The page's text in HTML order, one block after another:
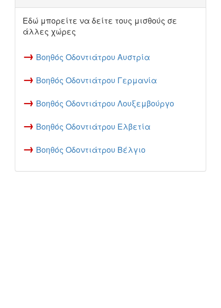
Εδώ μπορείτε να δείτε τους μισθούς σε
άλλες χώρες
→ Βοηθός Οδοντιάτρου Αυστρία
→ Βοηθός Οδοντιάτρου Γερμανία
→ Βοηθός Οδοντιάτρου Λουξεμβούργο
→ Βοηθός Οδοντιάτρου Ελβετία
→ Βοηθός Οδοντιάτρου Βέλγιο